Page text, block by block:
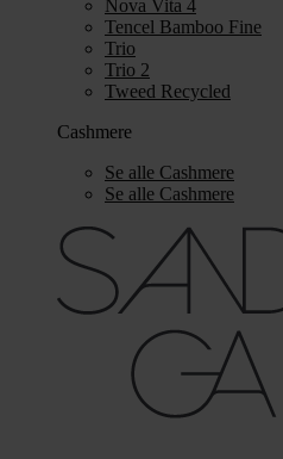
Nova Vita 4
Tencel Bamboo Fine
Trio
Trio 2
Tweed Recycled
Cashmere
Se alle Cashmere
Se alle Cashmere